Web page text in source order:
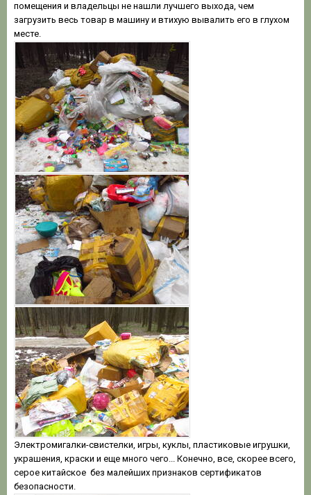
помещения и владельцы не нашли лучшего выхода, чем
загрузить весь товар в машину и втихую вывалить его в глухом
месте.
Электромигалки-свистелки, игры, куклы, пластиковые игрушки,
украшения, краски и еще много чего... Конечно, все, скорее всего,
серое китайское без малейших признаков сертификатов
безопасности.